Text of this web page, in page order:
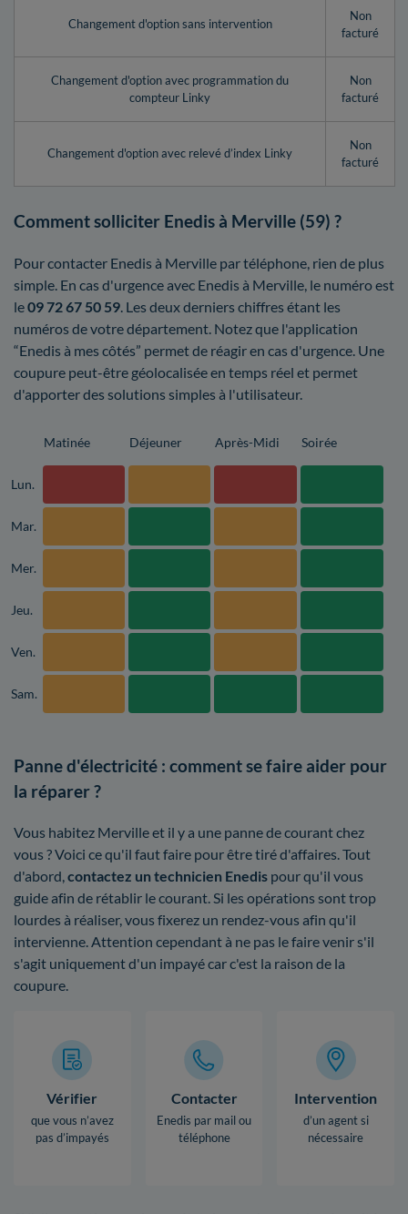
Changement d'option sans intervention
Non
facturé
Changement d'option avec programmation du
compteur Linky
Non
facturé
Changement d'option avec relevé d’index Linky
Non
facturé
Comment solliciter Enedis à Merville (59) ?
Pour contacter Enedis à Merville par téléphone, rien de plus
simple. En cas d'urgence avec Enedis à Merville, le numéro est
le09 72 67 50 59 . Les deux derniers chiffres étant les
numéros de votre département. Notez que l'application
“Enedis à mes côtés” permet de réagir en cas d'urgence. Une
coupure peut-être géolocalisée en temps réel et permet
d'apporter des solutions simples à l'utilisateur.
Matinée Déjeuner Après-Midi Soirée
Lun.
Mar.
Mer.
Jeu.
Ven.
Sam.
Panne d'électricité : comment se faire aider pour
la réparer ?
Vous habitez Merville et il y a une panne de courant chez
vous ? Voici ce qu'il faut faire pour être tiré d'affaires. Tout
d'abord, contactez un technicien Enedis pour qu'il vous
guide afin de rétablir le courant. Si les opérations sont trop
lourdes à réaliser, vous fixerez un rendez-vous afin qu'il
intervienne. Attention cependant à ne pas le faire venir s'il
s'agit uniquement d'un impayé car c'est la raison de la
coupure.
Vérifier
que vous n’avez
pas d’impayés
Contacter
Enedis par mail ou
téléphone
Intervention
d’un agent si
nécessaire